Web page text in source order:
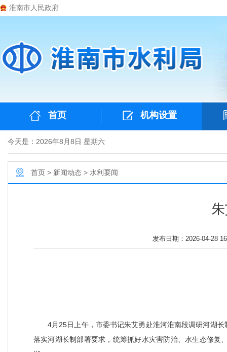
淮南市人民政府
首页 机构设置
今天是：2026年8月8日 星期六
首页 > 新闻动态 > 水利要闻
发布日期：2026-04-28
4月25日上午，市委书记朱艾勇赴淮河淮南段调研河湖
落实河湖长制部署要求，统筹抓好水灾害防治、水生态修复